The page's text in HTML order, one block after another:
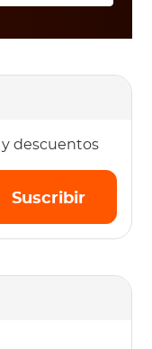
descuentos
Suscribir